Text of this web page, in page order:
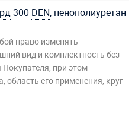
300 DEN, пенополиуретан
право изменять
вид и комплектность без
при этом
область его применения, круг